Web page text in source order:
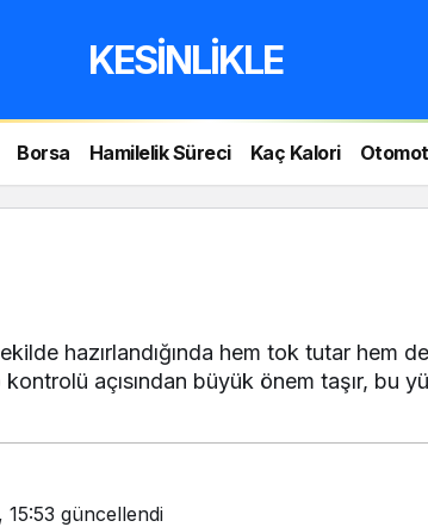
KESİNLİKLE
Borsa Hamilelik Süreci Kaç Kalori
hazırlandığında hem tok tutar hem
açısından büyük önem taşır, bu
güncellendi